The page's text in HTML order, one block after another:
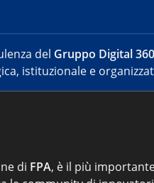
del Gruppo Digital 360
istituzionale e
di FPA, è il più